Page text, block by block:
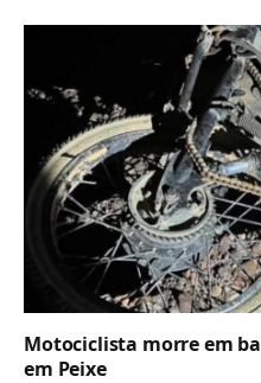
Motociclista morre em
em Peixe